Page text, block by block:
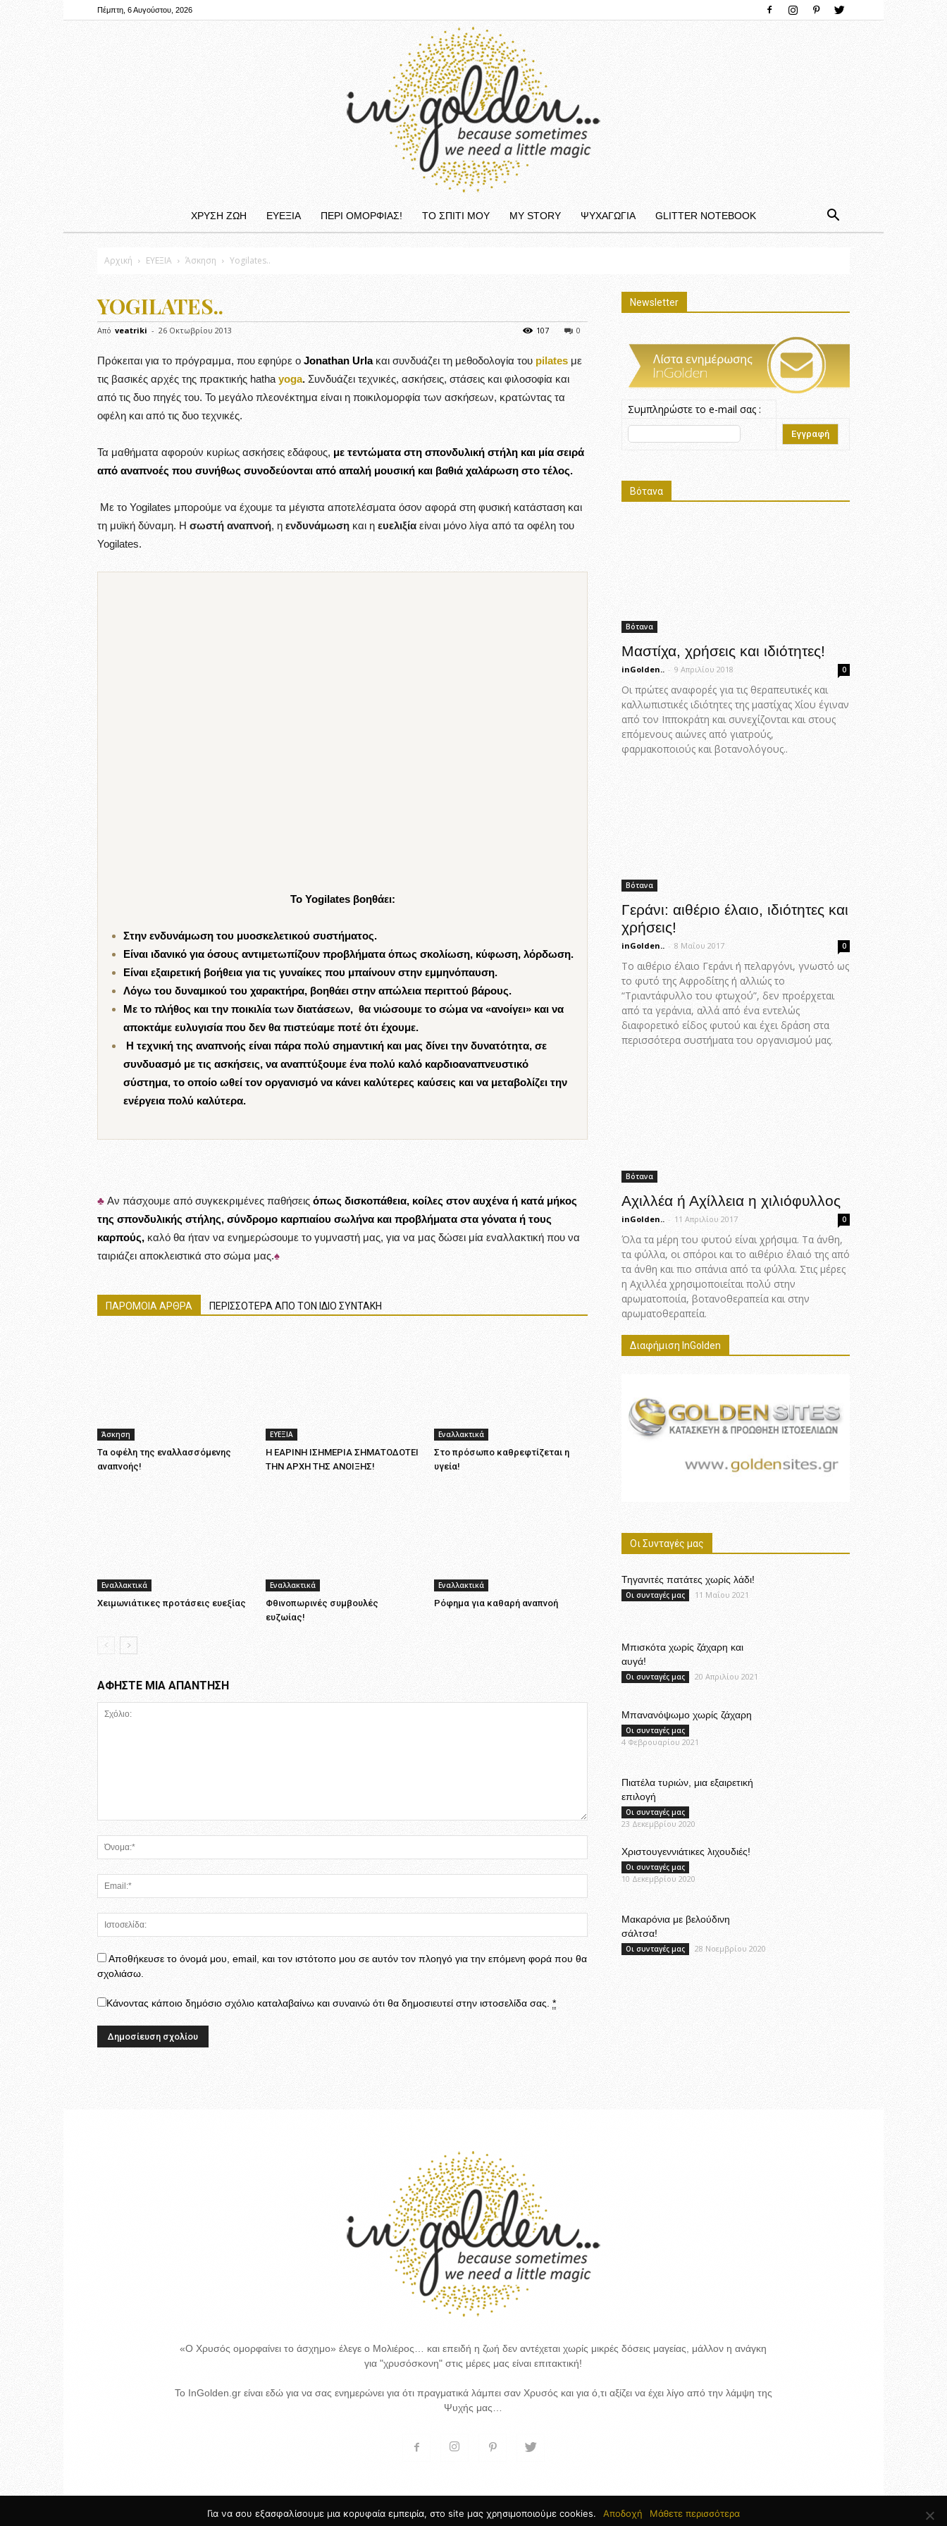
Πέμπτη, 6 Αυγούστου, 2026
ΧΡΥΣΗ ΖΩΗ ΕΥΕΞΙΑ ΠΕΡΙ ΟΜΟΡΦΙΆΣ! ΤΟ ΣΠΙΤΙ ΜΟΥ MY STORY ΨΥΧΑΓΩΓΙΑ GLITTER NOTEBOOK
Αρχική ΕΥΕΞΙΑ Άσκηση Yogilates..
YOGILATES..
Από veatriki - 26 Οκτωβρίου 2013 0
107
Πρόκειται για το πρόγραμμα, που εφηύρε ο Jonathan Urlaκαι συνδυάζει τη μεθοδολογία του pilates με
τις βασικές αρχές της πρακτικής hatha yoga. Συνδυάζει τεχνικές, ασκήσεις, στάσεις και φιλοσοφία και
από τις δυο πηγές του. Το μεγάλο πλεονέκτημα είναι η ποικιλομορφία των ασκήσεων, κρατώντας τα
οφέλη και από τις δυο τεχνικές.
Τα μαθήματα αφορούν κυρίως ασκήσεις εδάφους, με τεντώματα στη σπονδυλική στήλη και μία σειρά
από αναπνοές που συνήθως συνοδεύονται από απαλή μουσική και βαθιά χαλάρωση στο τέλος.
Με το Yogilates μπορούμε να έχουμε τα μέγιστα αποτελέσματα όσον αφορά στη φυσική κατάσταση και
τη μυϊκή δύναμη. Η σωστή αναπνοή, η ενδυνάμωση και η ευελιξία είναι μόνο λίγα από τα οφέλη του
Yogilates.
Το Yogilates βοηθάει:
Στην ενδυνάμωση του μυοσκελετικού συστήματος.
Είναι ιδανικό για όσους αντιμετωπίζουν προβλήματα όπως σκολίωση, κύφωση, λόρδωση.
Είναι εξαιρετική βοήθεια για τις γυναίκες που μπαίνουν στην εμμηνόπαυση.
Λόγω του δυναμικού του χαρακτήρα, βοηθάει στην απώλεια περιττού βάρους.
Με το πλήθος και την ποικιλία των διατάσεων, θα νιώσουμε το σώμα να «ανοίγει» και να
αποκτάμε ευλυγισία που δεν θα πιστεύαμε ποτέ ότι έχουμε.
Η τεχνική της αναπνοής είναι πάρα πολύ σημαντική και μας δίνει την δυνατότητα, σε
συνδυασμό με τις ασκήσεις, να αναπτύξουμε ένα πολύ καλό καρδιοαναπνευστικό
σύστημα, το οποίο ωθεί τον οργανισμό να κάνει καλύτερες καύσεις και να μεταβολίζει την
ενέργεια πολύ καλύτερα.
♣ Αν πάσχουμε από συγκεκριμένες παθήσεις όπως δισκοπάθεια, κοίλες στον αυχένα ή κατά μήκος
της σπονδυλικής στήλης, σύνδρομο καρπιαίου σωλήνα και προβλήματα στα γόνατα ή τους
καρπούς, καλό θα ήταν να ενημερώσουμε το γυμναστή μας, για να μας δώσει μία εναλλακτική που να
ταιριάζει αποκλειστικά στο σώμα μας.♠
ΠΑΡΟΜΟΙΑ ΑΡΘΡΑ ΠΕΡΙΣΣΟΤΕΡΑ ΑΠΟ ΤΟΝ ΙΔΙΟ ΣΥΝΤΑΚΗ
Άσκηση
Τα οφέλη της εναλλασσόμενης
αναπνοής!
ΕΥΕΞΙΑ
Η ΕΑΡΙΝΗ ΙΣΗΜΕΡΙΑ ΣΗΜΑΤΟΔΟΤΕΙ
ΤΗΝ ΑΡΧΗ ΤΗΣ ΑΝΟΙΞΗΣ!
Εναλλακτικά
Στο πρόσωπο καθρεφτίζεται η
υγεία!
Εναλλακτικά
Χειμωνιάτικες προτάσεις ευεξίας
Εναλλακτικά
Φθινοπωρινές συμβουλές
ευζωίας!
Εναλλακτικά
Ρόφημα για καθαρή αναπνοή
ΑΦΗΣΤΕ ΜΙΑ ΑΠΑΝΤΗΣΗ
Αποθήκευσε το όνομά μου, email, και τον ιστότοπο μου σε αυτόν τον πλοηγό για την επόμενη φορά που θα
σχολιάσω.
Κάνοντας κάποιο δημόσιο σχόλιο καταλαβαίνω και συναινώ ότι θα δημοσιευτεί στην ιστοσελίδα σας. *
Newsletter
Συμπληρώστε το e-mail σας :
Βότανα
Βότανα
Μαστίχα, χρήσεις και ιδιότητες!
inGolden.. - 9 Απριλίου 2018 0
Οι πρώτες αναφορές για τις θεραπευτικές και
καλλωπιστικές ιδιότητες της μαστίχας Χίου έγιναν
από τον Ιπποκράτη και συνεχίζονται και στους
επόμενους αιώνες από γιατρούς,
φαρμακοποιούς και βοτανολόγους..
Βότανα
Γεράνι: αιθέριο έλαιο, ιδιότητες και
χρήσεις!
inGolden.. - 8 Μαΐου 2017 0
Το αιθέριο έλαιο Γεράνι ή πελαργόνι, γνωστό ως
το φυτό της Αφροδίτης ή αλλιώς το
“Τριαντάφυλλο του φτωχού”, δεν προέρχεται
από τα γεράνια, αλλά από ένα εντελώς
διαφορετικό είδος φυτού και έχει δράση στα
περισσότερα συστήματα του οργανισμού μας.
Βότανα
Αχιλλέα ή Αχίλλεια η χιλιόφυλλος
inGolden.. - 11 Απριλίου 2017 0
Όλα τα μέρη του φυτού είναι χρήσιμα. Τα άνθη,
τα φύλλα, οι σπόροι και το αιθέριο έλαιό της από
τα άνθη και πιο σπάνια από τα φύλλα. Στις μέρες
η Αχιλλέα χρησιμοποιείται πολύ στην
αρωματοποιία, βοτανοθεραπεία και στην
αρωματοθεραπεία.
Διαφήμιση InGolden
Οι Συνταγές μας
Τηγανιτές πατάτες χωρίς λάδι!
Οι συνταγές μας 11 Μαΐου 2021
Μπισκότα χωρίς ζάχαρη και
αυγά!
Οι συνταγές μας 20 Απριλίου 2021
Μπανανόψωμο χωρίς ζάχαρη
Οι συνταγές μας
4 Φεβρουαρίου 2021
Πιατέλα τυριών, μια εξαιρετική
επιλογή
Οι συνταγές μας
23 Δεκεμβρίου 2020
Χριστουγεννιάτικες λιχουδιές!
Οι συνταγές μας
10 Δεκεμβρίου 2020
Μακαρόνια με βελούδινη
σάλτσα!
Οι συνταγές μας 28 Νοεμβρίου 2020
«Ο Χρυσός ομορφαίνει το άσχημο» έλεγε ο Μολιέρος… και επειδή η ζωή δεν αντέχεται χωρίς μικρές δόσεις μαγείας, μάλλον η ανάγκη
για "χρυσόσκονη" στις μέρες μας είναι επιτακτική!
Το InGolden.gr είναι εδώ για να σας ενημερώνει για ότι πραγματικά λάμπει σαν Χρυσός και για ό,τι αξίζει να έχει λίγο από την λάμψη της
Ψυχής μας…
Αρχική H Ομάδα του ingolden.gr
© 2017 INGOLDEN.GR - HOSTING & CREATE BY Κατασκευή Ιστοσελίδων by Goldensites
Για να σου εξασφαλίσουμε μια κορυφαία εμπειρία, στο site μας χρησιμοποιούμε cookies. Αποδοχή Μάθετε περισσότερα